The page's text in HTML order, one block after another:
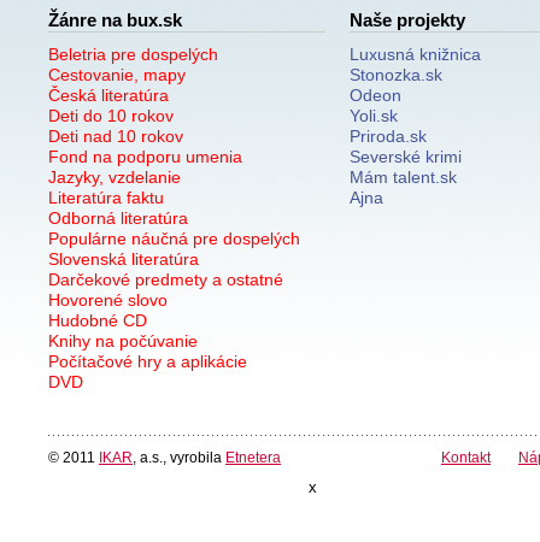
Žánre na bux.sk
Beletria pre dospelých
Cestovanie, mapy
Česká literatúra
Deti do 10 rokov
Deti nad 10 rokov
Fond na podporu umenia
Jazyky, vzdelanie
Literatúra faktu
Odborná literatúra
Populárne náučná pre dospelých
Slovenská literatúra
Darčekové predmety a ostatné
Hovorené slovo
Hudobné CD
Knihy na počúvanie
Počítačové hry a aplikácie
DVD
Naše projekty
Luxusná knižnica
Stonozka.sk
Odeon
Yoli.sk
Priroda.sk
Severské krimi
Mám talent.sk
Ajna
© 2011 IKAR , a.s., vyrobila Etnetera Kontakt
x